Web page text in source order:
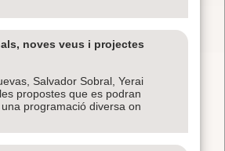
noves veus i projectes
Salvador Sobral, Yerai
propostes que es podran
programació diversa on